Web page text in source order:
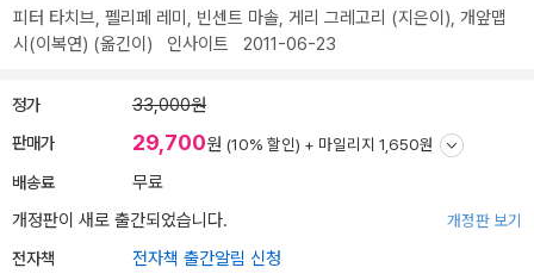
피터 타치브, 펠리페 레미 , 빈센트 마솔, 게리 그레고리 (지은이), 개앞맵
시(이복연) (옮긴이) 인사이트 2011-06-23
정가 33,000원
판매가 29,700원 (10% 할인) + 마일리지 1,650원
배송료
무료
개정판이 새로 출간되었습니다.
개정판 보기
전자책 전자책 출간알림 신청